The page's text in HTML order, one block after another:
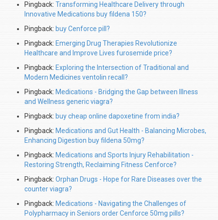
Pingback: Transforming Healthcare Delivery through
Innovative Medications buy fildena 150?
Pingback: buy Cenforce pill?
Pingback: Emerging Drug Therapies Revolutionize
Healthcare and Improve Lives furosemide price?
Pingback: Exploring the Intersection of Traditional and
Modern Medicines ventolin recall?
Pingback: Medications - Bridging the Gap between Illness
and Wellness generic viagra?
Pingback: buy cheap online dapoxetine from india?
Pingback: Medications and Gut Health - Balancing Microbes,
Enhancing Digestion buy fildena 50mg?
Pingback: Medications and Sports Injury Rehabilitation -
Restoring Strength, Reclaiming Fitness Cenforce?
Pingback: Orphan Drugs - Hope for Rare Diseases over the
counter viagra?
Pingback: Medications - Navigating the Challenges of
Polypharmacy in Seniors order Cenforce 50mg pills?